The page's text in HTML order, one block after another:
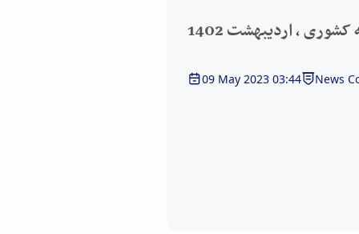
، اردیبهشت 1402
09 May 2023 03:44 News